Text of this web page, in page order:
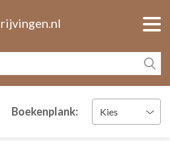
Boekenplank: Kies